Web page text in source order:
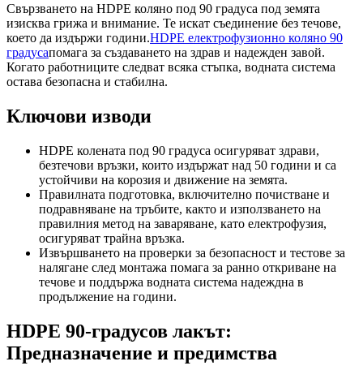
Свързването на HDPE коляно под 90 градуса под земята
изисква грижа и внимание. Те искат съединение без течове,
което да издържи години.HDPE електрофузионно коляно 90
градусапомага за създаването на здрав и надежден завой.
Когато работниците следват всяка стъпка, водната система
остава безопасна и стабилна.
Ключови изводи
HDPE колената под 90 градуса осигуряват здрави,
безтечови връзки, които издържат над 50 години и са
устойчиви на корозия и движение на земята.
Правилната подготовка, включително почистване и
подравняване на тръбите, както и използването на
правилния метод на заваряване, като електрофузия,
осигуряват трайна връзка.
Извършването на проверки за безопасност и тестове за
налягане след монтажа помага за ранно откриване на
течове и поддържа водната система надеждна в
продължение на години.
HDPE 90-градусов лакът:
Предназначение и предимства